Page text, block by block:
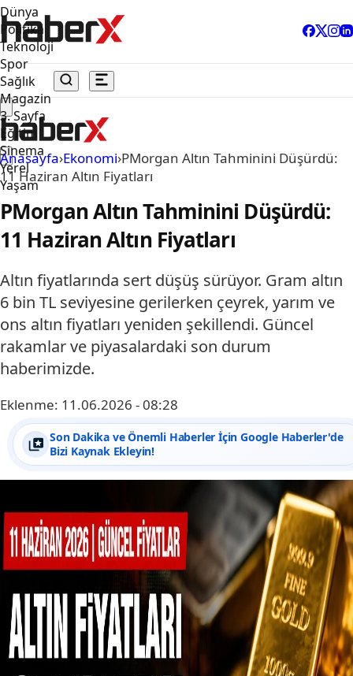
Dünya
Politika
Teknoloji
Spor
Sağlık
Magazin
3. Sayfa
Eğitim
Sinema
Yerel
Yaşam
Anasayfa›Ekonomi›PMorgan Altın Tahminini Düşürdü:
11 Haziran Altın Fiyatları
PMorgan Altın Tahminini Düşürdü:
11 Haziran Altın Fiyatları
Altın fiyatlarında sert düşüş sürüyor. Gram altın
6 bin TL seviyesine gerilerken çeyrek, yarım ve
ons altın fiyatları yeniden şekillendi. Güncel
rakamlar ve piyasalardaki son durum
haberimizde.
Eklenme: 11.06.2026 - 08:28
Son Dakika ve Önemli Haberler İçin Google Haberler'de
Bizi Kaynak Ekleyin!